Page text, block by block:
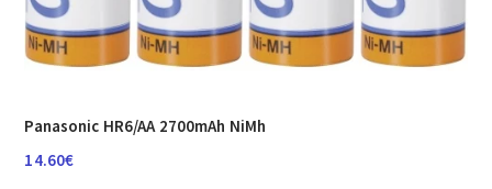
Panasonic HR6/AA 2700mAh NiMh
14.60€